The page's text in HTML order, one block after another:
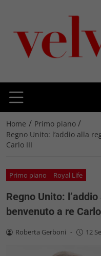
Home / Primo piano /
Regno Unito: l’addio alla
Carlo III
Primo piano Royal Life
Regno Unito:
benvenuto a re
Roberta Gerboni - 12